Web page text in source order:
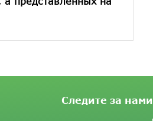
Следите за нами